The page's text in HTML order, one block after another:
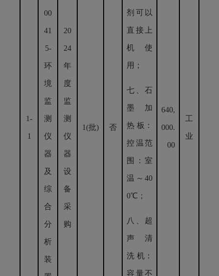
1-
1
00
41
5-
环
境
监
测
仪
器
及
综
合
分
析
装
20
24
年
度
监
测
仪
器
设
备
采
购
1(批) 否
剂可以
直接上
机使
用；
七、石
墨 加
热 板：
控温范
围：室
温～40
0℃；
八、超
声 清
洗 机：
容量不
640,
000.
00
工
业